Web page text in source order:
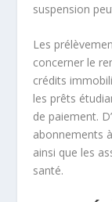
suspension
Les
concerner le
crédits
les prêts
de paiement.
abonnements
ainsi que les
santé.